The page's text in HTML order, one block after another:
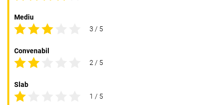
Mediu
3 / 5
Convenabil
2 / 5
Slab
1 / 5